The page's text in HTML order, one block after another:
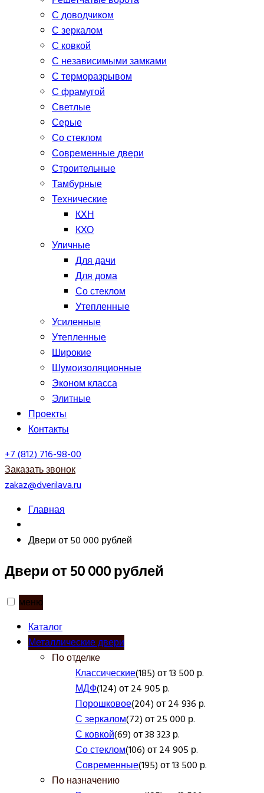
С доводчиком
С зеркалом
С ковкой
С независимыми замками
С терморазрывом
С фрамугой
Светлые
Серые
Со стеклом
Современные двери
Строительные
Тамбурные
Технические
КХН
КХО
Уличные
Для дачи
Для дома
Со стеклом
Утепленные
Усиленные
Утепленные
Широкие
Шумоизоляционные
Эконом класса
Элитные
Проекты
Контакты
+7 (812) 716-98-00
Заказать звонок
zakaz@dverilava.ru
Главная
Двери от 50 000 рублей
Двери от 50 000 рублей
меню
Каталог
Металлические двери
По отделке
Классические(185) от 13 500 р.
МДФ(124) от 24 905 р.
Порошковое(204) от 24 936 р.
С зеркалом(72) от 25 000 р.
С ковкой(69) от 38 323 р.
Со стеклом(106) от 24 905 р.
Современные(195) от 13 500 р.
По назначению